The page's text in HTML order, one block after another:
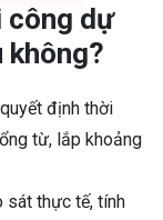
công dự
không?
định thời
từ, lắp khoảng
sát thực tế, tính